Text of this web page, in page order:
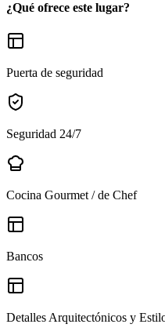
¿Qué ofrece este lugar?
Puerta de seguridad
Seguridad 24/7
Cocina Gourmet / de Chef
Bancos
Detalles Arquitectónicos y